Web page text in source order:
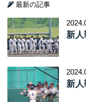
最新の記事
新人
新人